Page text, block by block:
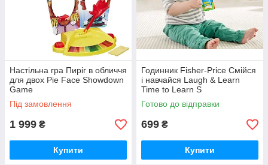
Настільна гра Пиріг в обличчя
для двох Pie Face Showdown
Game
Під замовлення
1 999 ₴
Купити
Годинник Fisher-Price Смійся
і навчайся Laugh & Learn
Time to Learn S
Готово до відправки
699 ₴
Купити